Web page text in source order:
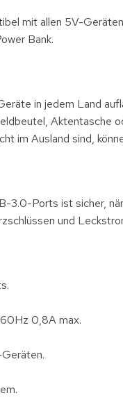
mit allen 5V-
Bank.
in jedem Land
Aktentasche
im Ausland sind,
3.0-Ports ist sicher,
und
0,8A max.